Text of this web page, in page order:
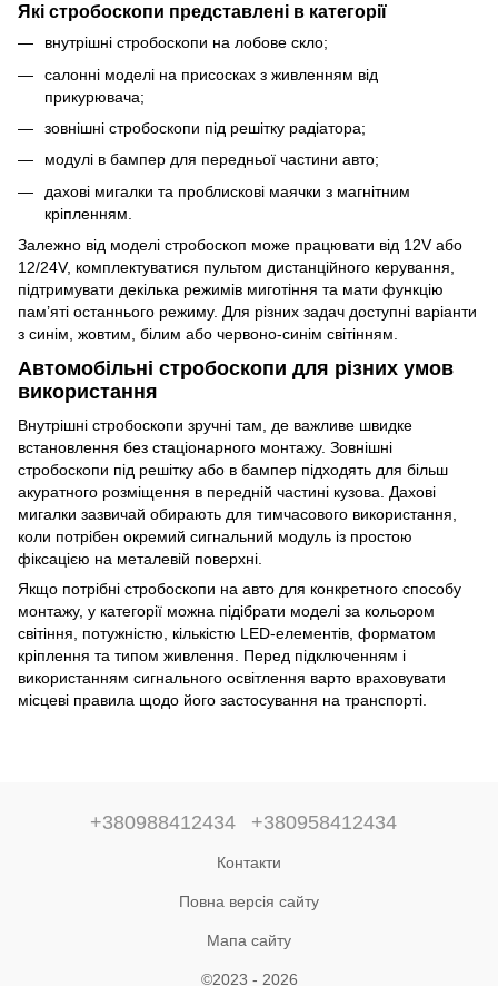
Які стробоскопи представлені в категорії
внутрішні стробоскопи на лобове скло;
салонні моделі на присосках з живленням від
прикурювача;
зовнішні стробоскопи під решітку радіатора;
модулі в бампер для передньої частини авто;
дахові мигалки та проблискові маячки з магнітним
кріпленням.
Залежно від моделі стробоскоп може працювати від 12V або
12/24V, комплектуватися пультом дистанційного керування,
підтримувати декілька режимів миготіння та мати функцію
пам’яті останнього режиму. Для різних задач доступні варіанти
з синім, жовтим, білим або червоно-синім світінням.
Автомобільні стробоскопи для різних умов
використання
Внутрішні стробоскопи зручні там, де важливе швидке
встановлення без стаціонарного монтажу. Зовнішні
стробоскопи під решітку або в бампер підходять для більш
акуратного розміщення в передній частині кузова. Дахові
мигалки зазвичай обирають для тимчасового використання,
коли потрібен окремий сигнальний модуль із простою
фіксацією на металевій поверхні.
Якщо потрібні стробоскопи на авто для конкретного способу
монтажу, у категорії можна підібрати моделі за кольором
світіння, потужністю, кількістю LED-елементів, форматом
кріплення та типом живлення. Перед підключенням і
використанням сигнального освітлення варто враховувати
місцеві правила щодо його застосування на транспорті.
+380988412434 +380958412434
Контакти
Повна версія сайту
Мапа сайту
©2023 - 2026